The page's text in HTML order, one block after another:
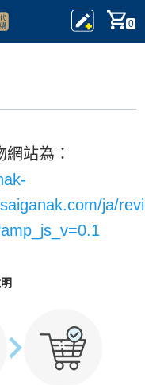
0
站為：
ja/